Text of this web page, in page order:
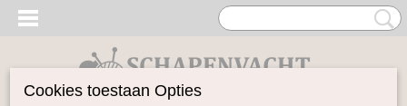
Cookies toestaan Opties